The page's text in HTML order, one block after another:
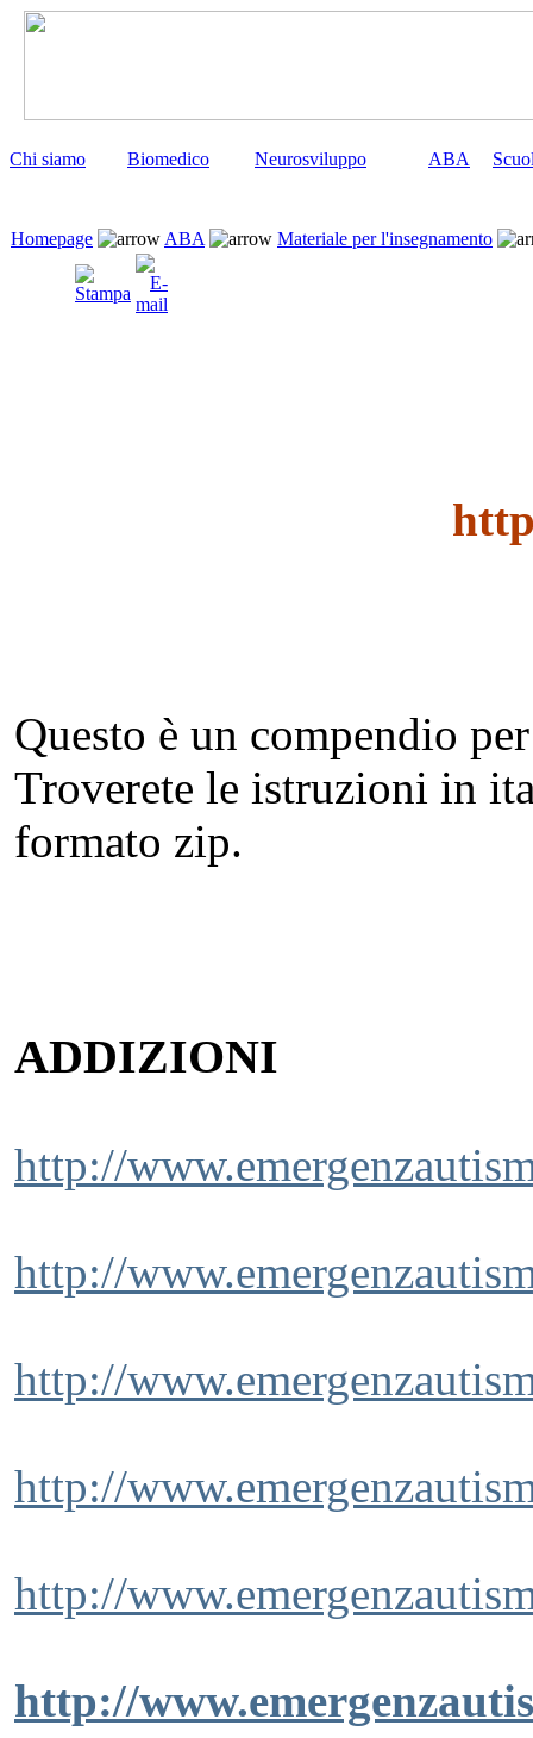
Chi siamo Biomedico Neurosviluppo ABA
Homepage ABA Materiale per l'insegnamento
Questo è un compendio
Troverete le istruzioni in
formato zip.
ADDIZIONI
http://
http://
http://
http://
http://
http://